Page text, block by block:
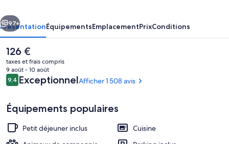
Glass Igloo Cottage, Sauna |
Suivant
97+
PrésentationÉquipementsEmplacementPrixConditions
Le
prix
actuel
est
de
126 €
taxes et frais compris
9 août - 10 août
Avis
voyageurs
9,49,4 sur 10
ExceptionnelAfficher 1 508 avis
Équipements populaires
Petit déjeuner inclus
Cuisine